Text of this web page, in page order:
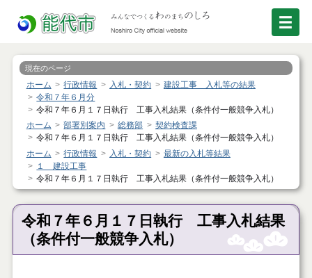
現在のページ
ホーム 行政情報 入札・契約
建設工事 入札等の結果
令和７年６月分
令和７年６月１７日執行 工事入札結果（条件付一般競争入札）
ホーム
部署別案内 総務部
契約検査課
令和７年６月１７日執行 工事入札結果（条件付一般競争入札）
ホーム
行政情報 入札・契約
最新の入札等結果
１ 建設工事
令和７年６月１７日執行 工事入札結果（条件付一般競争入札）
令和７年６月１７日執行 工事入札結果
（条件付一般競争入札）